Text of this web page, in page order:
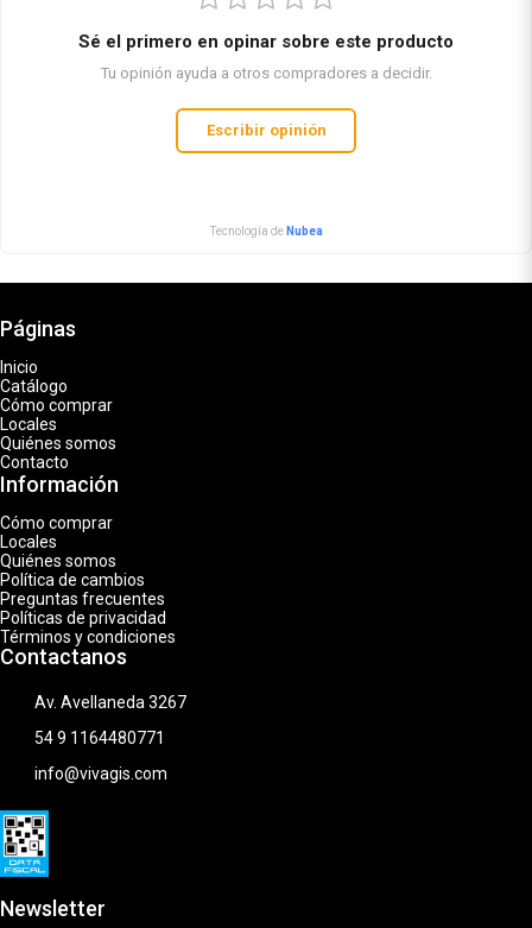
Sé el primero en opinar sobre este producto
Tu opinión ayuda a otros compradores a decidir.
Escribir opinión
Tecnología de Nubea
Páginas
Inicio
Catálogo
Cómo comprar
Locales
Quiénes somos
Contacto
Información
Cómo comprar
Locales
Quiénes somos
Política de cambios
Preguntas frecuentes
Políticas de privacidad
Términos y condiciones
Contactanos
Av. Avellaneda 3267
54 9 1164480771
info@vivagis.com
Newsletter